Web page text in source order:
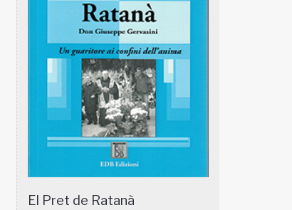
El Pret de Ratanà